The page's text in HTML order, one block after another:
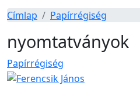
Címlap Papírrégiség
nyomtatványok
Papírrégiség